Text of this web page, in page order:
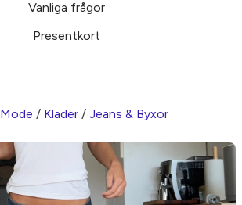
Vanliga frågor
Presentkort
Mode / Kläder / Jeans & Byxor